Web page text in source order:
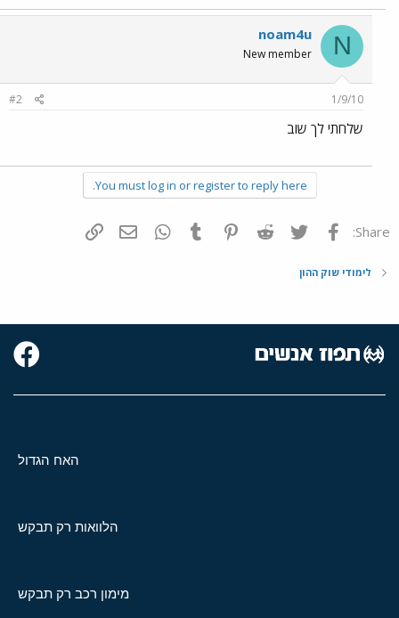
N
noam4u
New member
1/9/10
#2
שלחתי לך שוב
You must log in or register to reply here.
Share: פייסבוק Twitter
Reddit
Pinterest
Tumblr
WhatsAppדואר אלקטרוני
לימודי שוק ההון
האח הגדול
הלוואות רק תבקש
מימון רכב רק תבקש